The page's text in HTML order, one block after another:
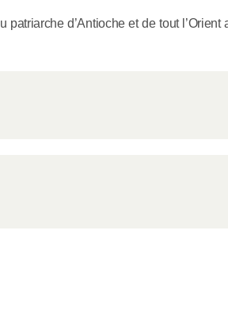
d’Antioche et de tout